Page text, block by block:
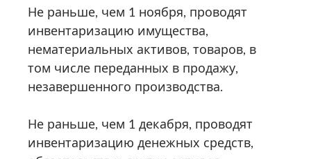
Не раньше, чем 1 ноября, проводят
инвентаризацию имущества,
нематериальных активов, товаров, в
том числе переданных в продажу,
незавершенного производства.
Не раньше, чем 1 декабря, проводят
инвентаризацию денежных средств,